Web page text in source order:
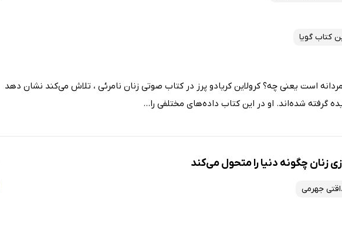
کتاب گویا
است یعنی چه؟ کرولاین کریادو پرز در کتاب صوتی زنان نامرئی ، تلاش می‌کند نشان دهد
گرفته شده‌اند. او در این کتاب داده‌های مختلفی را...
زنان چگونه دنیا را متحول می‌کند
جهرمی